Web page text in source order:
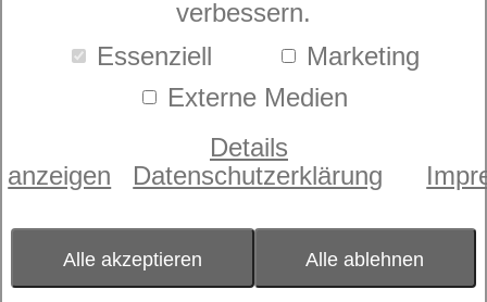
verbessern.
Essenziell
Marketing
Externe Medien
Details
anzeigen
Datenschutzerklärung
Alle akzeptieren Alle ablehnen